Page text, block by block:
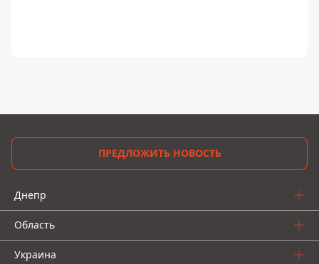
ПРЕДЛОЖИТЬ НОВОСТЬ
Днепр
Область
Украина